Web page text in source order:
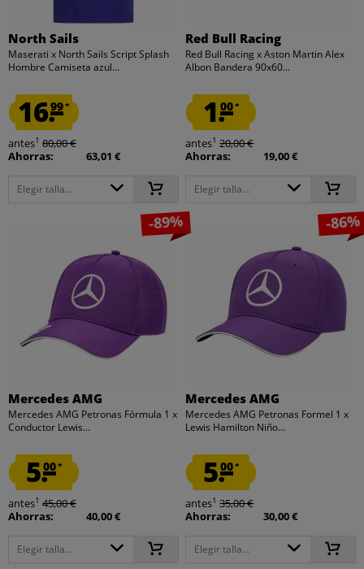
North Sails
Maserati x North Sails Script Splash
Hombre Camiseta azul...
16.99*
antes1 80,00 €
Ahorras:
63,01 €
Elegir talla...
Red Bull Racing
Red Bull Racing x Aston Martin Alex
Albon Bandera 90x60...
1.00*
antes1 20,00 €
Ahorras:
19,00 €
Elegir talla...
-89%
Mercedes AMG
Mercedes AMG Petronas Fórmula 1 x
Conductor Lewis...
5.00*
antes1 45,00 €
Ahorras:
40,00 €
Elegir talla...
-86%
Mercedes AMG
Mercedes AMG Petronas Formel 1 x
Lewis Hamilton Niño...
5.00*
antes1 35,00 €
Ahorras:
30,00 €
Elegir talla...